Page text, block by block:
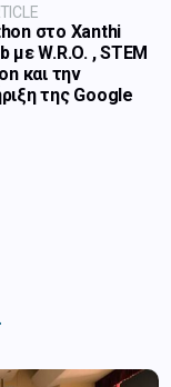
στο Xanthi
με W.R.O. , STEM
και την
της Google